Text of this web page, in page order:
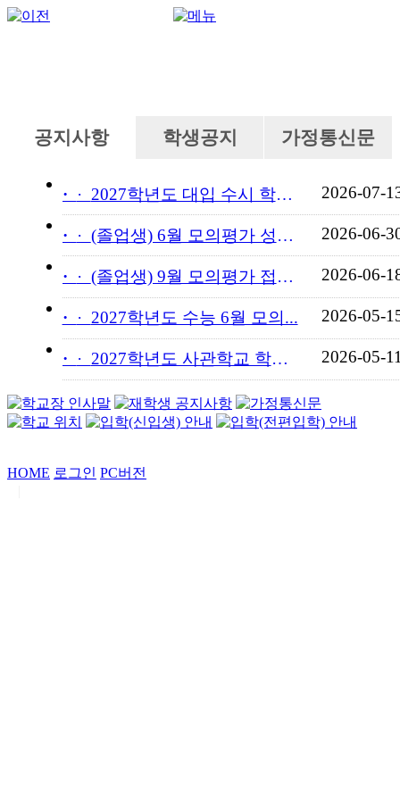
공지사항 학생공지 가정통신문
· 2027학년도 대입 수시 학교... 2026-07-
· (졸업생) 6월 모의평가 성적... 2026-06-
· (졸업생) 9월 모의평가 접수... 2026-06-
· 2027학년도 수능 6월 모의... 2026-05-
· 2027학년도 사관학교 학교장... 2026-05-
HOME 로그인 PC버전